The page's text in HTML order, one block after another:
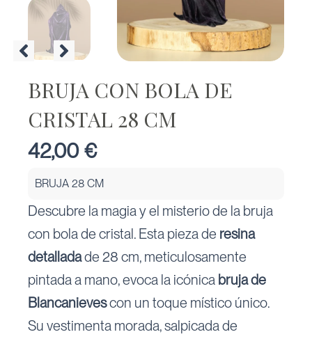
BRUJA CON BOLA DE
CRISTAL 28 CM
42,00€
BRUJA 28 CM
Descubre la magia y el misterio de la bruja
con bola de cristal. Esta pieza de resina
detalladade 28 cm, meticulosamente
pintada a mano, evoca la icónica bruja de
Blancanievescon un toque místico único.
Su vestimenta morada, salpicada de